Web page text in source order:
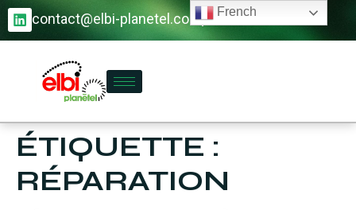
contact@elbi-planetel.com01 60 61 62 34
ÉTIQUETTE :
RÉPARATION
French